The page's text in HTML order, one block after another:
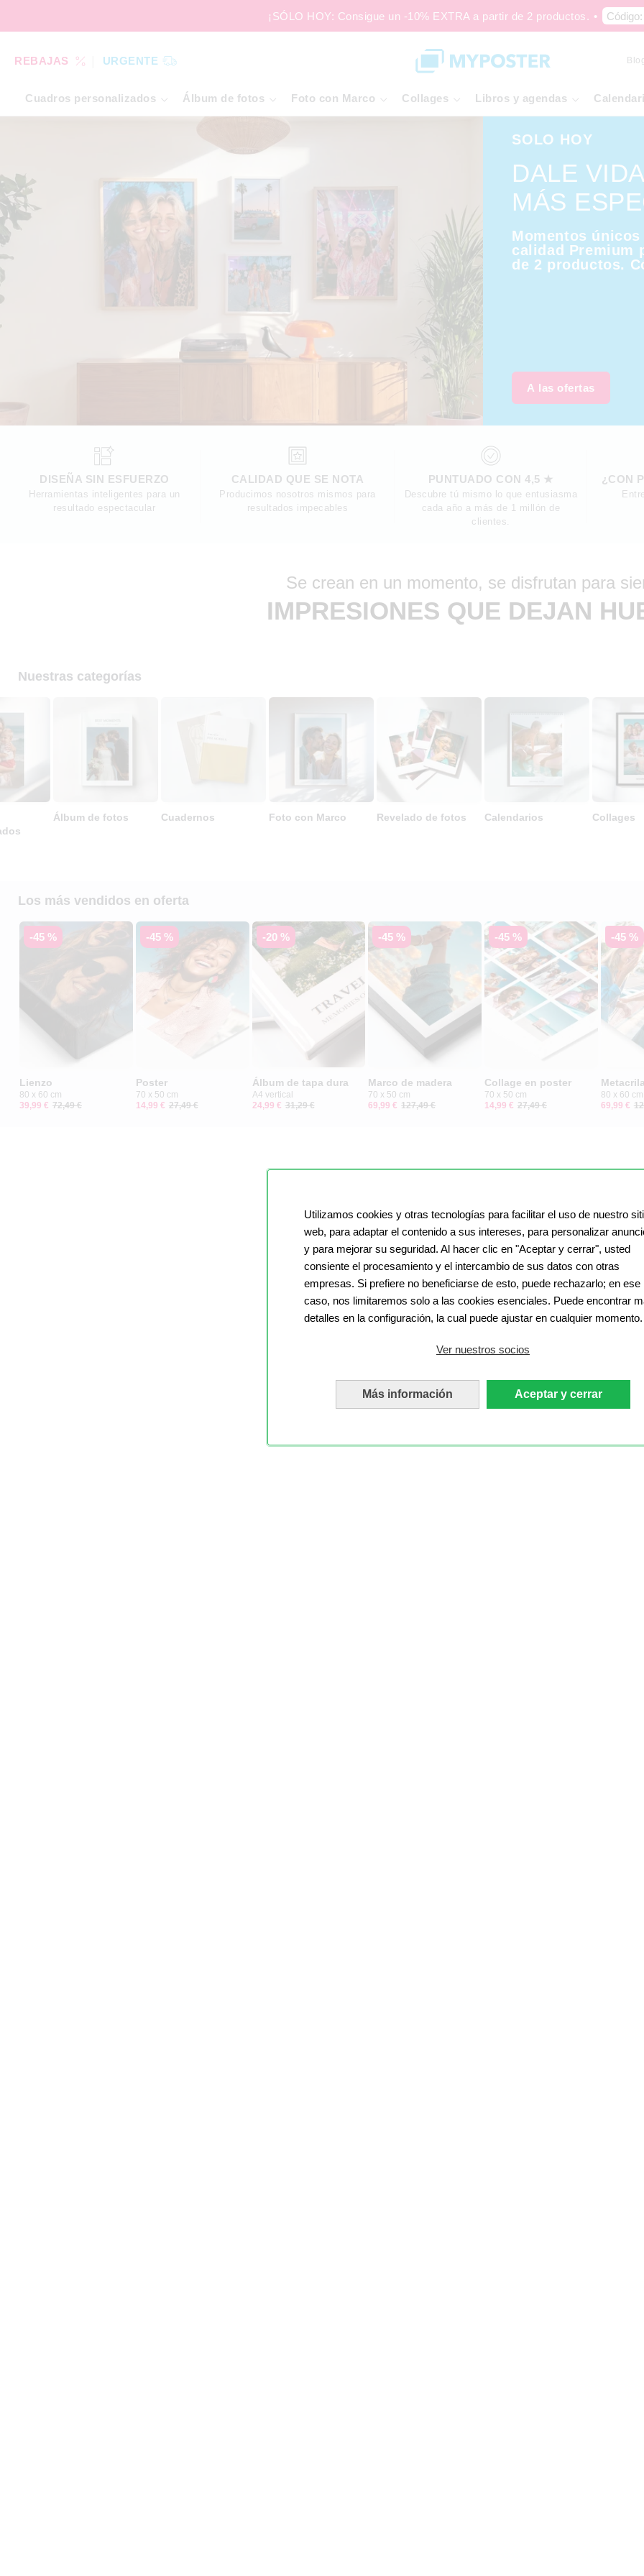
Utilizamos cookies y otras tecnologías para facilitar el uso de nuestro
web, para adaptar el contenido a sus intereses, para personalizar
y para mejorar su seguridad. Al hacer clic en "Aceptar y cerrar", usted
consiente el procesamiento y el intercambio de sus datos con otras
empresas. Si prefiere no beneficiarse de esto, puede rechazarlo; en ese
caso, nos limitaremos solo a las cookies esenciales. Puede encontrar
detalles en la configuración, la cual puede ajustar en cualquier momento.
Ver nuestros socios
Más información Aceptar y cerrar
¡SÓLO HOY: Consigue un -10% EXTRA a partir de 2 productos. •
REBAJAS URGENTE
Cuadros personalizados Álbum de fotos Foto con Marco Collages Libros y agendas
SOLO HOY
DALE
MÁS
Momentos
calidad Premium
de 2 productos.
A las ofertas
DISEÑA SIN ESFUERZO
Herramientas inteligentes para un
resultado espectacular
CALIDAD QUE SE NOTA
Producimos nosotros mismos para
resultados impecables
PUNTUADO CON 4,5 ★
Descubre tú mismo lo que entusiasma
cada año a más de 1 millón de
clientes.
¿CON
Se crean en un momento, se disfrutan para
IMPRESIONES QUE DEJAN
Nuestras categorías
Álbum de fotos Cuadernos Foto con Marco Revelado de fotos Calendarios Collages
Los más vendidos en oferta
-45 %
Lienzo
80 x 60 cm
39,99 € 72,49 €
-45 %
Poster
70 x 50 cm
14,99 € 27,49 €
-20 %
Álbum de tapa dura
A4 vertical
24,99 € 31,29 €
-45 %
Marco de madera
70 x 50 cm
69,99 € 127,49 €
-45 %
Collage en poster
70 x 50 cm
14,99 € 27,49 €
-45 %
80 x 60 cm
69,99 €